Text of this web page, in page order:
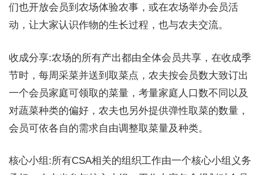
们也开放会员到农场体验农事，或在农场举办会员活
动，让大家认识作物的生长过程，也与农夫交流。
收成分享:农场的所有产出都由全体会员共享，在收成季
节时，每周采菜并送到取菜点，农夫按会员数大致订出
一个会员家庭可领取的菜量，考量家庭人口数不同以及
对蔬菜种类的偏好，农夫也另外提供弹性取菜的数量，
会员可依各自的需求自由调整取菜量及种类。
核心小组:所有CSA相关的组织工作由一个核心小组义务